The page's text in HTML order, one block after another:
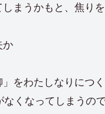
まうかもと、焦り
をわたしなりにつく
くなってしまうの